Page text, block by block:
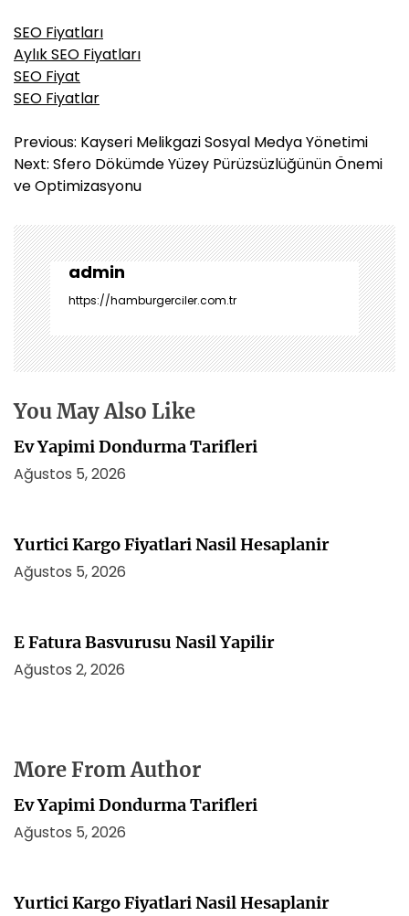
SEO Fiyatları
Aylık SEO Fiyatları
SEO Fiyat
SEO Fiyatlar
Y
a
z
g
e
z
i
n
m
e
i
Previous: Kayseri Melikgazi Sosyal Medya Yönetimi
Next: Sfero Dökümde Yüzey Pürüzsüzlüğünün Önemi
ve Optimizasyonu
admin
https://hamburgerciler.com.tr
You May Also Like
Ev Yapimi Dondurma Tarifleri
Ağustos 5, 2026
Yurtici Kargo Fiyatlari Nasil Hesaplanir
Ağustos 5, 2026
E Fatura Basvurusu Nasil Yapilir
Ağustos 2, 2026
More From Author
Ev Yapimi Dondurma Tarifleri
Ağustos 5, 2026
Yurtici Kargo Fiyatlari Nasil Hesaplanir